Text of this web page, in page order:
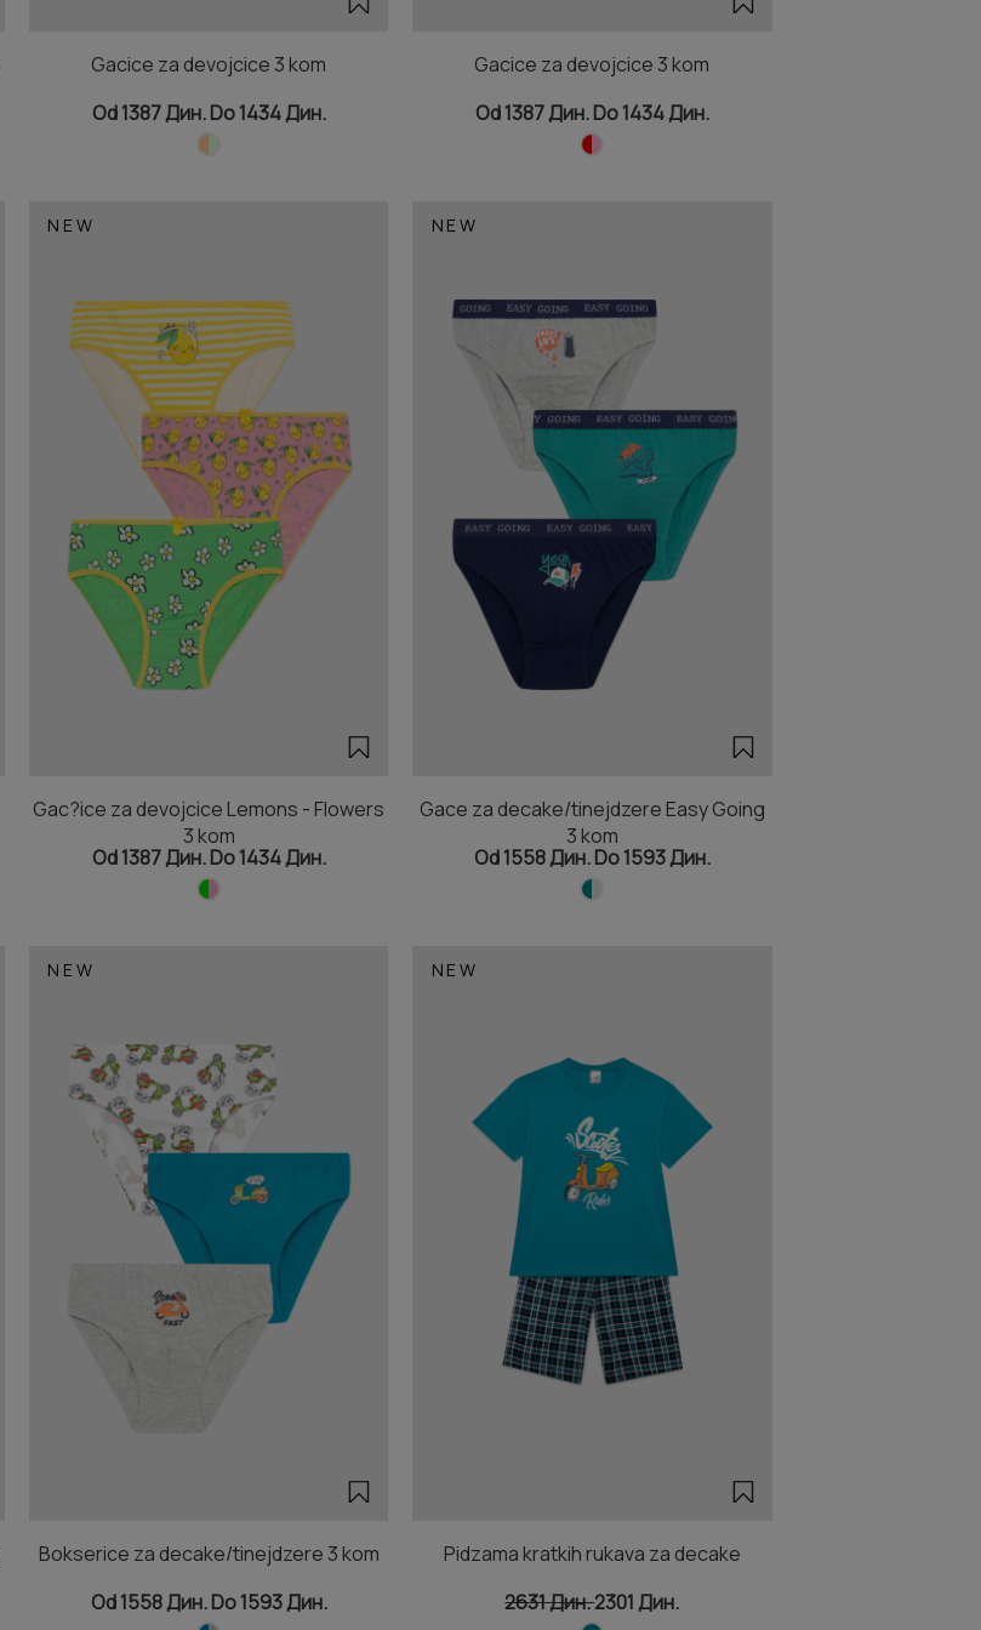
Gacice za devojcice 3 kom
Od 1387 Дин. Do 1434 Дин.
Gacice za devojcice 3 kom
Od 1387 Дин. Do 1434 Дин.
NEW
Gac?ice za devojcice Lemons - Flowers
3 kom
Od 1387 Дин. Do 1434 Дин.
NEW
Gace za decake/tinejdzere Easy Going
3 kom
Od 1558 Дин. Do 1593 Дин.
NEW
Bokserice za decake/tinejdzere 3 kom
Od 1558 Дин. Do 1593 Дин.
NEW
Pidzama kratkih rukava za decake
2631 Дин.2301 Дин.